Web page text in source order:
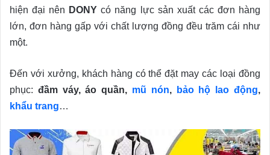
hiện đại nên DONY có năng lực sản xuất các đơn hàng
lớn, đơn hàng gấp với chất lượng đồng đều trăm cái như
một.
Đến với xưởng, khách hàng có thể đặt may các loại đồng
phục: đầm váy, áo quần, mũ nón, bảo hộ lao động,
khẩu trang…